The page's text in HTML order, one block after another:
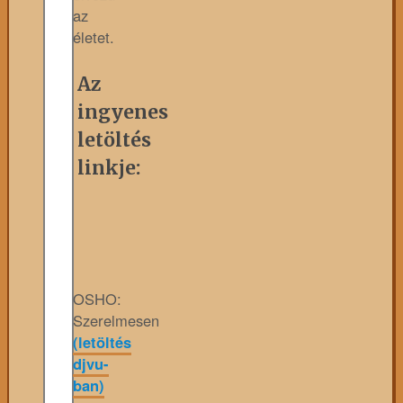
az
életet.
Az
ingyenes
letöltés
linkje:
OSHO:
Szerelmesen
(letöltés
djvu-
ban)